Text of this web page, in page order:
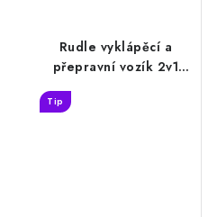
Rudle vyklápěcí a
přepravní vozík 2v1
Tip